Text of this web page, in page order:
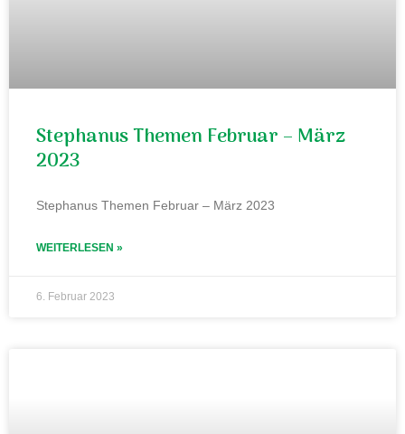
Stephanus Themen Februar – März
2023
Stephanus Themen Februar – März 2023
WEITERLESEN »
6. Februar 2023